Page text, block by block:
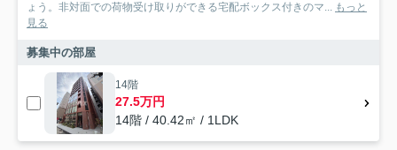
ょう。非対面での荷物受け取りができる宅配ボックス付きのマ... もっと
見る
募集中の部屋
14階
27.5万円
14階 / 40.42㎡ / 1LDK